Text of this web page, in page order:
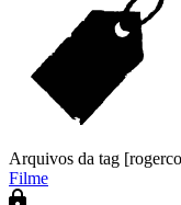
Arquivos da tag
Filme